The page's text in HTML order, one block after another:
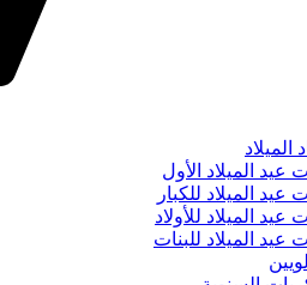
الميلاد
عيد الميلاد الأول
عيد الميلاد للكبار
عيد الميلاد للأولاد
عيد الميلاد للبنات